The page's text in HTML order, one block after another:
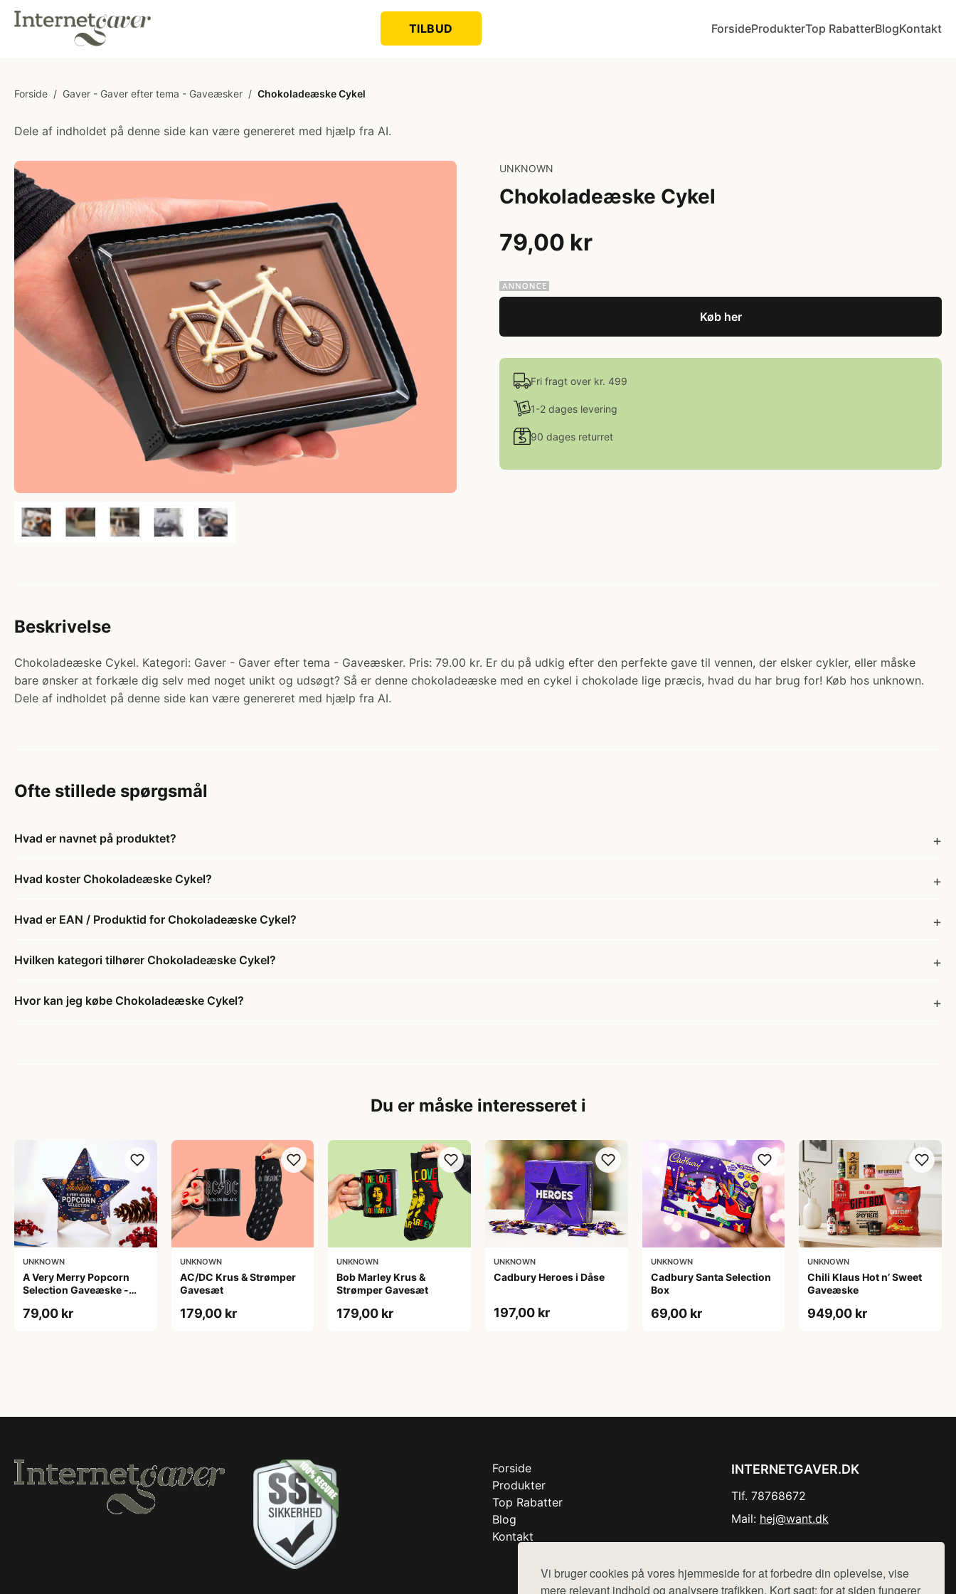
Vi bruger cookies på vores hjemmeside for at forbedre din oplevelse, vise
mere relevant indhold og analysere trafikken. Kort sagt: for at siden fungerer
TILBUD ForsideProdukterTop RabatterBlogKontakt
Forside / Gaver - Gaver efter tema - Gaveæsker / Chokoladeæske Cykel
Dele af indholdet på denne side kan være genereret med hjælp fra AI.
UNKNOWN
Chokoladeæske Cykel
79,00 kr
Køb her
Fri fragt over kr. 499
1-2 dages levering
90 dages returret
Beskrivelse
Chokoladeæske Cykel. Kategori: Gaver - Gaver efter tema - Gaveæsker. Pris: 79.00 kr. Er du på udkig efter den perfekte gave til vennen, der elsker cykler, eller måske
bare ønsker at forkæle dig selv med noget unikt og udsøgt? Så er denne chokoladeæske med en cykel i chokolade lige præcis, hvad du har brug for! Køb hos unknown.
Dele af indholdet på denne side kan være genereret med hjælp fra AI.
Ofte stillede spørgsmål
Hvad er navnet på produktet?
Hvad koster Chokoladeæske Cykel?
Hvad er EAN / Produktid for Chokoladeæske Cykel?
Hvilken kategori tilhører Chokoladeæske Cykel?
Hvor kan jeg købe Chokoladeæske Cykel?
Du er måske interesseret i
UNKNOWN
A Very Merry Popcorn
Selection Gaveæske -
79,00 kr
UNKNOWN
AC/DC Krus & Strømper
Gavesæt
179,00 kr
UNKNOWN
Bob Marley Krus &
Strømper Gavesæt
179,00 kr
UNKNOWN
Cadbury Heroes i Dåse
197,00 kr
UNKNOWN
Cadbury Santa Selection
Box
69,00 kr
UNKNOWN
Chili Klaus Hot n’ Sweet
Gaveæske
949,00 kr
Forside
Produkter
Top Rabatter
Blog
Kontakt
INTERNETGAVER.DK
Tlf. 78768672
Mail: hej@want.dk